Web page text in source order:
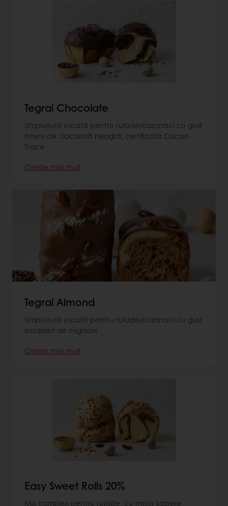
Tegral Chocolate
Umplutură uscată pentru rulade/cozonaci cu gust
intens de ciocolată neagră, certificată Cacao-
Trace
Citește mai mult
Tegral Almond
Umplutură uscată pentru rulade/cozonaci cu gust
excelent de migdale
Citește mai mult
Easy Sweet Rolls 20%
Mix complex pentru rulade, cu maia Sapore